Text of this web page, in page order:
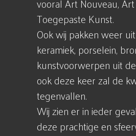
Toegepaste Kunst.
Ook wij pakken weer
keramiek, porselein,
kunstvoorwerpen uit
ook deze keer zal de
tegenvallen.
Wij zien er in ieder
deze prachtige en